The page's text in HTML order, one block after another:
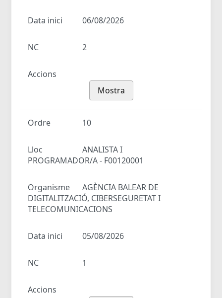
Data inici 06/08/2026
NC 2
Accions
Mostra
Ordre 10
Lloc
ANALISTA I
PROGRAMADOR/A - F00120001
Organisme
AGÈNCIA BALEAR DE
DIGITALITZACIÓ, CIBERSEGURETAT I
TELECOMUNICACIONS
Data inici 05/08/2026
NC 1
Accions